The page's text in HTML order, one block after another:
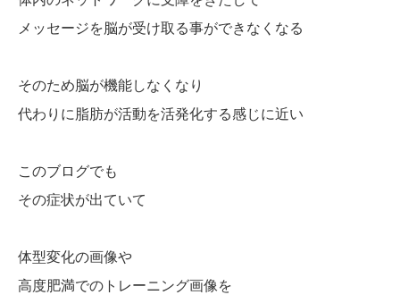
メッセージを脳が受け取る事ができなくなる
そのため脳が機能しなくなり
代わりに脂肪が活動を活発化する感じに近い
このブログでも
その症状が出ていて
体型変化の画像や
高度肥満でのトレーニング画像を